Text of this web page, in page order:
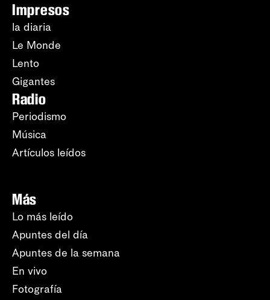
Impresos
la diaria
Le Monde
Lento
Gigantes
Radio
Periodismo
Música
Artículos leídos
Más
Lo más leído
Apuntes del día
Apuntes de la semana
En vivo
Fotografía